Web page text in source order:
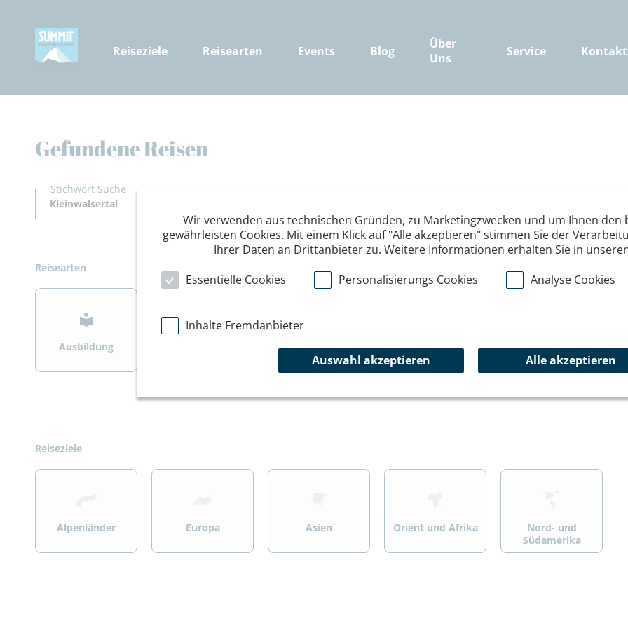
Reiseziele Reisearten Events Blog
Über
Uns
Service Kontakt
Gefundene Reisen
Stichwort Suche
Reisearten
>
Ausbildung Wintersport Wandern/Trekking Summit Specials
Reiseziele
>
Alpenländer
>
Europa
>
Asien
>
Orient und Afrika
>
Nord- und
Südamerika
Wir verwenden aus technischen Gründen, zu Marketingzwecken und um Ihnen den
gewährleisten Cookies. Mit einem Klick auf "Alle akzeptieren" stimmen Sie der
Ihrer Daten an Drittanbieter zu. Weitere Informationen erhalten Sie in
Essentielle Cookies
Personalisierungs Cookies Analyse Cookies
Inhalte Fremdanbieter
Auswahl akzeptieren Alle akzeptieren